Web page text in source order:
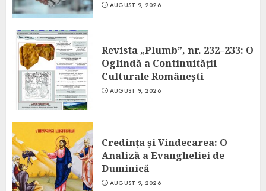
AUGUST 9, 2026
Revista „Plumb”, nr. 232–233: O
Oglindă a Continuității
Culturale Românești
AUGUST 9, 2026
Credința și Vindecarea: O
Analiză a Evangheliei de
Duminică
AUGUST 9, 2026